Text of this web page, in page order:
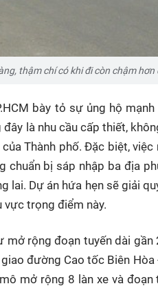
thậm chí có khi đi còn chậm
bày tỏ sự ủng hộ
đây là nhu cầu cấp thiết,
Thành phố. Đặc biệt,
bị sáp nhập ba địa
lai. Dự án hứa hẹn sẽ giải
trọng điểm này.
mở rộng đoạn tuyến dài
đường Cao tốc Biên
mở rộng 8 làn xe và